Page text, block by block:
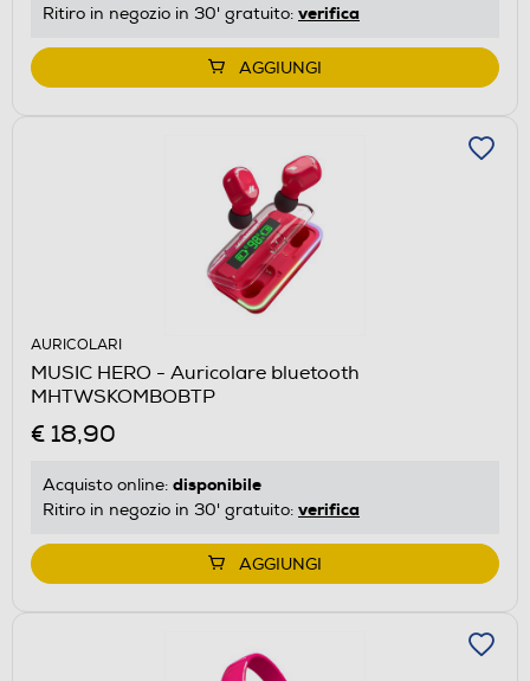
Ritiro in negozio in 30' gratuito: verifica
AGGIUNGI
AURICOLARI
MUSIC HERO - Auricolare bluetooth
MHTWSKOMBOBTP
€ 18,90
Acquisto online: disponibile
Ritiro in negozio in 30' gratuito: verifica
AGGIUNGI